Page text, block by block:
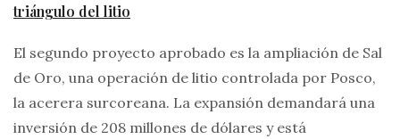
triángulo del litio
El segundo proyecto aprobado es la ampliación de Sal
de Oro, una operación de litio controlada por Posco,
la acerera surcoreana. La expansión demandará una
inversión de 208 millones de dólares y está